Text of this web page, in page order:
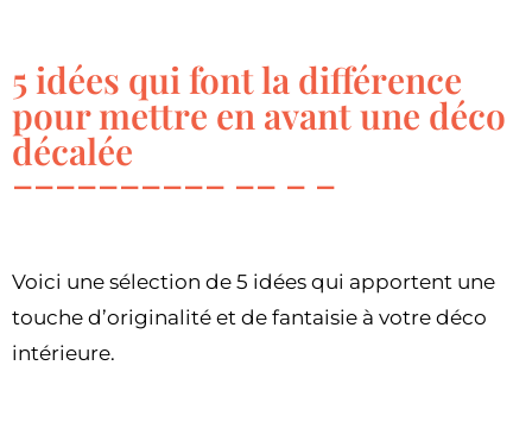
5 idées qui font la différence
pour mettre en avant une déco
décalée
Voici une sélection de 5 idées qui apportent une
touche d’originalité et de fantaisie à votre déco
intérieure.